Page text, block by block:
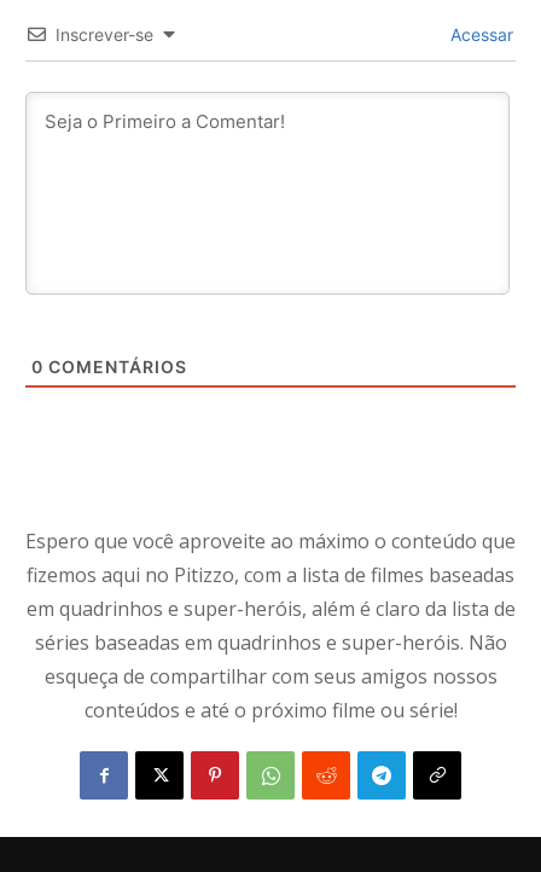
Inscrever-se Acessar
0 COMENTÁRIOS
Espero que você aproveite ao máximo o conteúdo que
fizemos aqui no Pitizzo, com a lista de filmes baseadas
em quadrinhos e super-heróis, além é claro da lista de
séries baseadas em quadrinhos e super-heróis. Não
esqueça de compartilhar com seus amigos nossos
conteúdos e até o próximo filme ou série!